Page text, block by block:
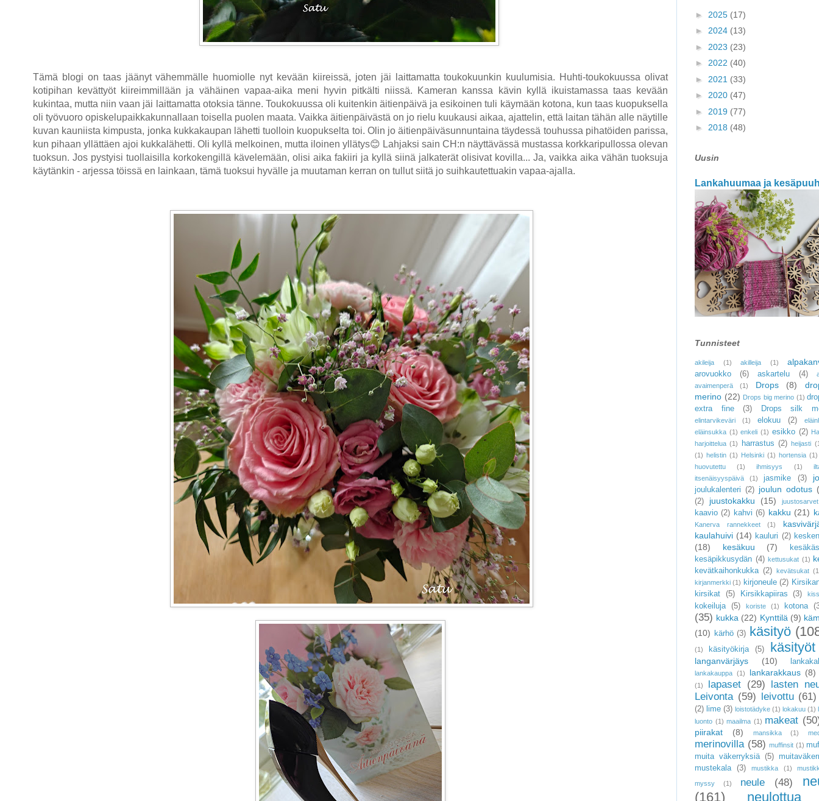
Tämä blogi on taas jäänyt vähemmälle huomiolle nyt kevään kiireissä, joten jäi laittamatta toukokuunkin kuulumisia. Huhti-toukokuussa olivat
kotipihan kevättyöt kiireimmillään ja vähäinen vapaa-aika meni hyvin pitkälti niissä. Kameran kanssa kävin kyllä ikuistamassa taas kevään
kukintaa, mutta niin vaan jäi laittamatta otoksia tänne. Toukokuussa oli kuitenkin äitienpäivä ja esikoinen tuli käymään kotona, kun taas kuopuksella
oli työvuoro opiskelupaikkakunnallaan toisella puolen maata. Vaikka äitienpäivästä on jo rielu kuukausi aikaa, ajattelin, että laitan tähän alle näytille
kuvan kauniista kimpusta, jonka kukkakaupan lähetti tuolloin kuopukselta toi. Olin jo äitienpäiväsunnuntaina täydessä touhussa pihatöiden parissa,
kun pihaan yllättäen ajoi kukkalähetti. Oli kyllä melkoinen, mutta iloinen yllätys😊 Lahjaksi sain CH:n näyttävässä mustassa korkkaripullossa olevan
tuoksun. Jos pystyisi tuollaisilla korkokengillä kävelemään, olisi aika fakiiri ja kyllä siinä jalkaterät olisivat kovilla... Ja, vaikka aika vähän tuoksuja
käytänkin - arjessa töissä en lainkaan, tämä tuoksui hyvälle ja muutaman kerran on tullut siitä jo suihkautettuakin vapaa-ajalla.
► 2025 (17)
► 2024 (13)
► 2023 (23)
► 2022 (40)
► 2021 (33)
► 2020 (47)
► 2019 (77)
► 2018 (48)
Uusin
Lankahuumaa ja
Tunnisteet
akileija (1) akilleija (1)
arovuokko (6) askartelu (4)
avaimenperä
(1) Drops (8)
merino (22) Drops big merino (1)
extra fine
(3) Drops silk
elintarvikeväri (1) elokuu (2)
eläinsukka (1) enkeli (1) esikko (2)
harjoittelua (1) harrastus (2) heijasti
(1) helistin (1) Helsinki (1) hortensia (1)
huovutettu
(1) ihmisyys (1)
itsenäisyyspäivä
(1) jasmike (3)
joulukalenteri (2) joulun odotus
(2) juustokakku (15) juustosarvet
kaavio (2) kahvi (6) kakku (21)
Kanerva rannekkeet (1)
kaulahuivi (14) kauluri (2) kesken
(18) kesäkuu (7)
kesäpikkusydän (4) kettusukat (1)
kevätkaihonkukka (2) kevätsukat
kirjanmerkki (1) kirjoneule (2)
kirsikat
(5) Kirsikkapiiras (3)
kokeiluja (5) koriste (1) kotona
(35) kukka (22) Kynttilä (9)
(10)
kärhö (3) käsityö
(1) käsityökirja (5) käsityöt
langanvärjäys (10)
lankakauppa (1) lankarakkaus (8)
(1) lapaset (29) lasten
Leivonta (59) leivottu (61)
(2) lime (3) loistotädyke (1) lokakuu (1)
luonto (1) maailma (1) makeat
piirakat (8) mansikka (1)
merinovilla (58) muffinsit (1)
muita väkerryksiä
(5)
mustekala
(3) mustikka (1)
myssy (1) neule (48)
(161)
neulottua